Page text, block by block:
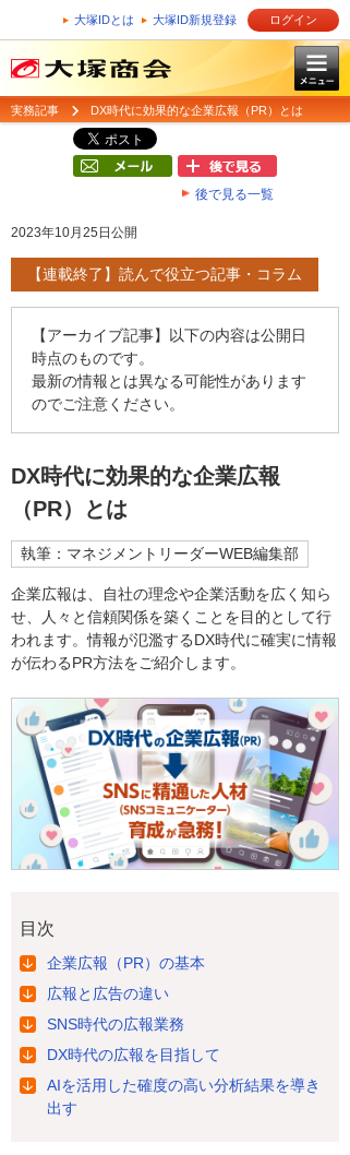
大塚IDとは 大塚ID新規登録 ログイン
実務記事 DX時代に効果的な企業広報（PR）とは
後で見る一覧
2023年10月25日公開
【連載終了】読んで役立つ記事・コラム
【アーカイブ記事】以下の内容は公開日
時点のものです。
最新の情報とは異なる可能性があります
のでご注意ください。
DX時代に効果的な企業広報
（PR）とは
執筆：マネジメントリーダーWEB編集部
企業広報は、自社の理念や企業活動を広く知ら
せ、人々と信頼関係を築くことを目的として行
われます。情報が氾濫するDX時代に確実に情報
が伝わるPR方法をご紹介します。
目次
企業広報（PR）の基本
広報と広告の違い
SNS時代の広報業務
DX時代の広報を目指して
AIを活用した確度の高い分析結果を導き
出す